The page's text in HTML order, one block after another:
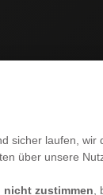
sicher laufen,
über unsere
nicht zustimmen